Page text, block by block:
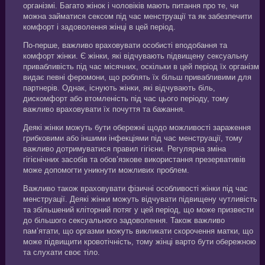
організмі. Багато жінок і чоловіків мають питання про те, чи
можна займатися сексом під час менструації та як забезпечити
комфорт і задоволення жінці в цей період.
По-перше, важливо враховувати особисті вподобання та
комфорт жінки. Є жінки, які відчувають підвищену сексуальну
привабливість під час місячних, оскільки в цей період їх організм
видає певні феромони, що роблять їх більш привабливими для
партнерів. Однак, існують жінки, які відчувають біль,
дискомфорт або втомленість під час цього періоду, тому
важливо враховувати їх почуття та бажання.
Деякі жінки можуть бути обережні щодо можливості зараження
грибковими або іншими інфекціями під час менструації, тому
важливо дотримуватися правил гігієни. Регулярна зміна
гігієнічних засобів та обов’язкове використання презервативів
може допомогти уникнути можливих проблем.
Важливо також враховувати фізичні особливості жінки під час
менструації. Деякі жінки можуть відчувати підвищену чутливість
та збільшений кліторний потяг у цей період, що може призвести
до більшого сексуального задоволення. Також важливо
пам’ятати, що оргазми можуть викликати скорочення матки, що
може підвищити кровотічність, тому жінці варто бути обережною
та слухати своє тіло.